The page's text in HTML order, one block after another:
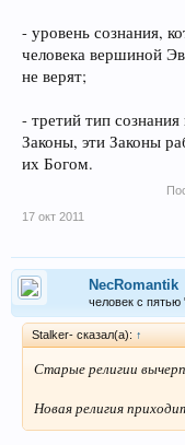
- уровень сознания,
человека вершиной
не верят;
- третий тип
Законы, эти Законы
их Богом.
17 окт 2011
NecRomantik
человек с пятью
Stalker- сказал(а): ↑
Старые религии
Новая религия